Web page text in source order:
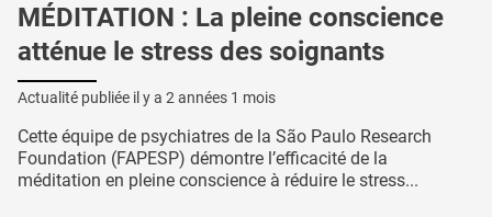
MÉDITATION : La pleine conscience
atténue le stress des soignants
Actualité publiée il y a 2 années 1 mois
Cette équipe de psychiatres de la São Paulo Research
Foundation (FAPESP) démontre l’efficacité de la
méditation en pleine conscience à réduire le stress...